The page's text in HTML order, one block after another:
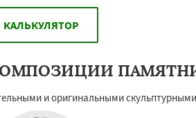
КАЛЬКУЛЯТОР
и оригинальными